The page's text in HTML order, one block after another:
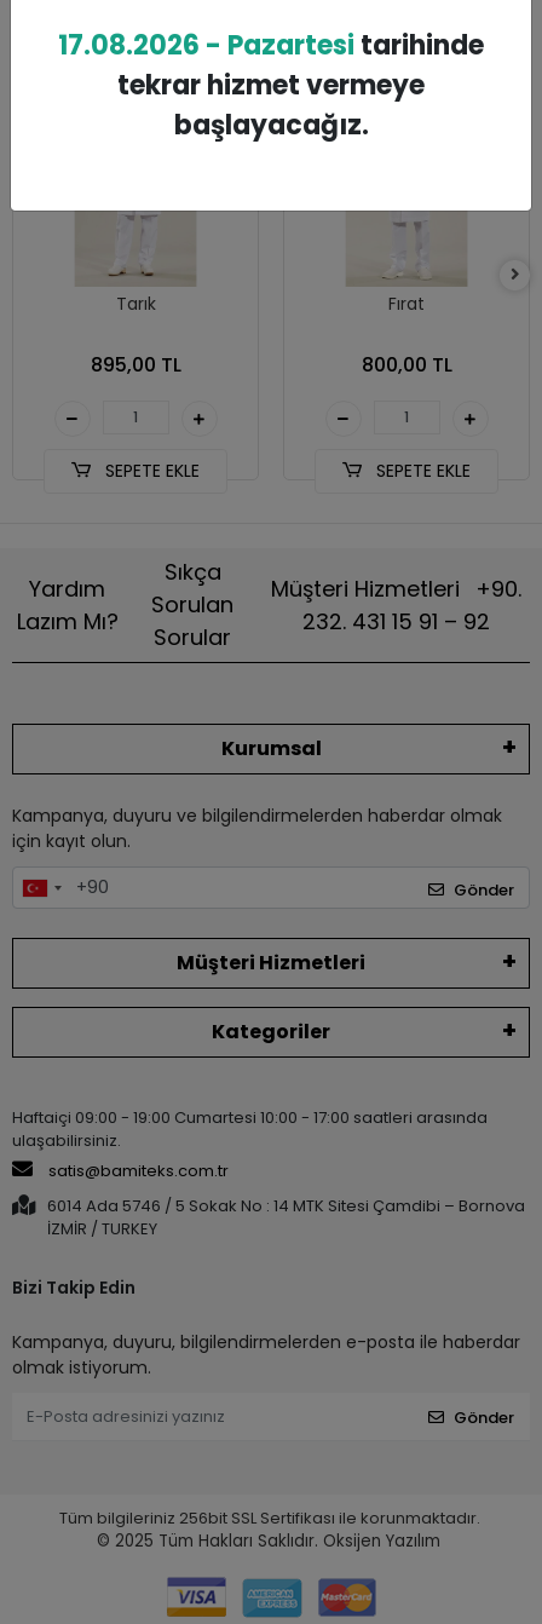
Tarık
895,00 TL
SEPETE EKLE
Fırat
800,00 TL
SEPETE EKLE
Yardım
Lazım Mı?
Sıkça
Sorulan
Sorular
Müşteri Hizmetleri
+90.
232. 431 15 91 – 92
Kurumsal
Kampanya, duyuru ve bilgilendirmelerden haberdar olmak
için kayıt olun.
Gönder
Müşteri Hizmetleri
Kategoriler
Haftaiçi 09:00 - 19:00 Cumartesi 10:00 - 17:00 saatleri arasında
ulaşabilirsiniz.
satis@bamiteks.com.tr
6014 Ada 5746 / 5 Sokak No : 14 MTK Sitesi Çamdibi – Bornova
İZMİR / TURKEY
Bizi Takip Edin
Kampanya, duyuru, bilgilendirmelerden e-posta ile haberdar
olmak istiyorum.
Gönder
Tüm bilgileriniz 256bit SSL Sertifikası ile korunmaktadır.
© 2025 Tüm Hakları Saklıdır. Oksijen Yazılım
17.08.2026 - Pazartesi tarihinde
tekrar hizmet vermeye
başlayacağız.